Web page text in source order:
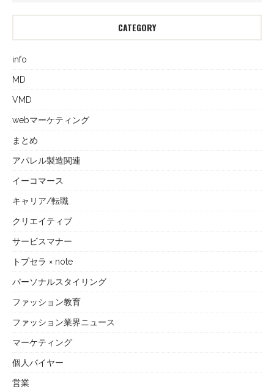
CATEGORY
info
MD
VMD
webマーケティング
まとめ
アパレル製造関連
イーコマース
キャリア/転職
クリエイティブ
サービスマナー
トプセラ × note
パーソナルスタイリング
ファッション教育
ファッション業界ニュース
マーケティング
個人バイヤー
営業